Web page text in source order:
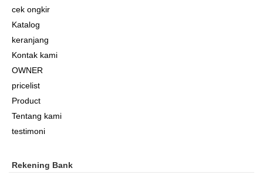
cek ongkir
Katalog
keranjang
Kontak kami
OWNER
pricelist
Product
Tentang kami
testimoni
Rekening Bank